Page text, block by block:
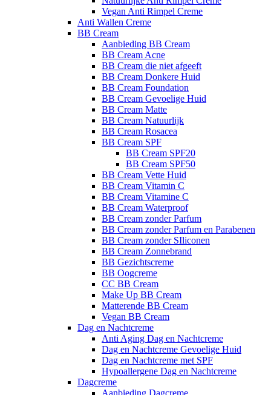
Vegan Anti Rimpel Creme
Anti Wallen Creme
BB Cream
Aanbieding BB Cream
BB Cream Acne
BB Cream die niet afgeeft
BB Cream Donkere Huid
BB Cream Foundation
BB Cream Gevoelige Huid
BB Cream Matte
BB Cream Natuurlijk
BB Cream Rosacea
BB Cream SPF
BB Cream SPF20
BB Cream SPF50
BB Cream Vette Huid
BB Cream Vitamin C
BB Cream Vitamine C
BB Cream Waterproof
BB Cream zonder Parfum
BB Cream zonder Parfum en Parabenen
BB Cream zonder SIliconen
BB Cream Zonnebrand
BB Gezichtscreme
BB Oogcreme
CC BB Cream
Make Up BB Cream
Matterende BB Cream
Vegan BB Cream
Dag en Nachtcreme
Anti Aging Dag en Nachtcreme
Dag en Nachtcreme Gevoelige Huid
Dag en Nachtcreme met SPF
Hypoallergene Dag en Nachtcreme
Dagcreme
Aanbieding Dagcreme